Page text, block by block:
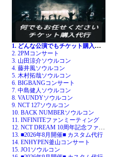
1. どんな公演でもチケット購入代行
2. 2PMコンサート
3. 山田涼介ソウルコン
4. 藤井風ソウルコン
5. 木村拓哉ソウルコン
6. BIGBANGコンサート
7. 中島健人ソウルコン
8. VAUNDYソウルコン
9. NCT 127ソウルコン
10. BACK NUMBERソウルコン
11. INFINITEファンミーティング
12. NCT DREAM 10周年記念ファンミ
13. ■2026年8月開催■ カスタム代行
14. ENHYPEN釜山コンサート
15. JO1ソウルコン